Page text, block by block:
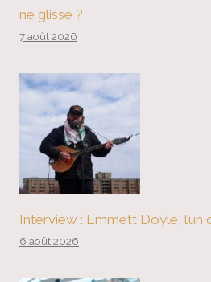
ne glisse ?
7 août 2026
Interview : Emmett Doyle, l’un
6 août 2026